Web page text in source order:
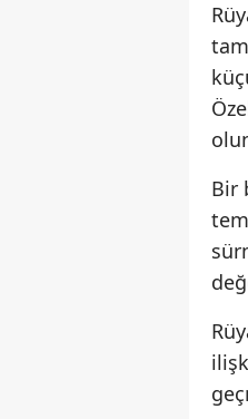
Bir